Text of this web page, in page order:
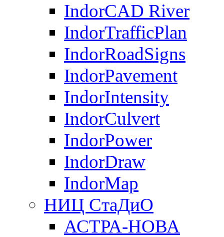
IndorCAD River
IndorTrafficPlan
IndorRoadSigns
IndorPavement
IndorIntensity
IndorCulvert
IndorPower
IndorDraw
IndorMap
НИЦ СтаДиО
АСТРА-НОВА